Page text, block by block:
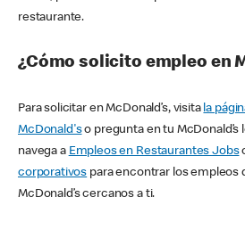
restaurante.
¿Cómo solicito empleo en
Para solicitar en McDonald’s, visita la
McDonald'so pregunta en tu McDonald’s
navega a Empleos en Restaurantes Jobs
corporativos para encontrar los empleos
McDonald’s cercanos a ti.